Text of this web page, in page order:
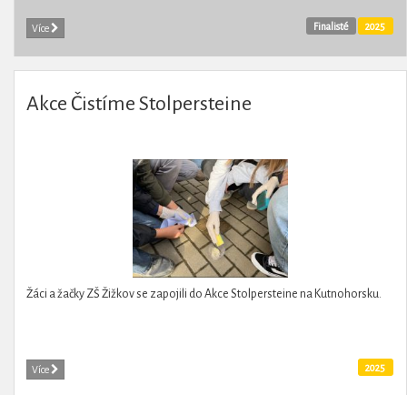
Více 2025
Finalisté
Akce Čistíme Stolpersteine
Žáci a žačky ZŠ Žižkov se zapojili do Akce Stolpersteine na Kutnohorsku.
Více 2025